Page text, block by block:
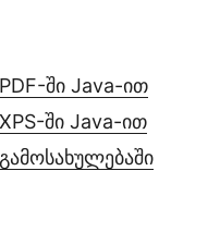
ში Java-ით
ში Java-ით